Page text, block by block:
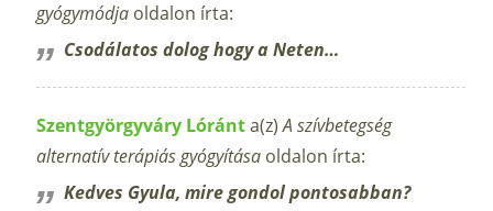
gyógymódja oldalon írta:
Csodálatos dolog hogy a Neten…
Szentgyörgyváry Lóránta(z)A szívbetegség
alternatív terápiás gyógyítása oldalon írta:
Kedves Gyula, mire gondol pontosabban?